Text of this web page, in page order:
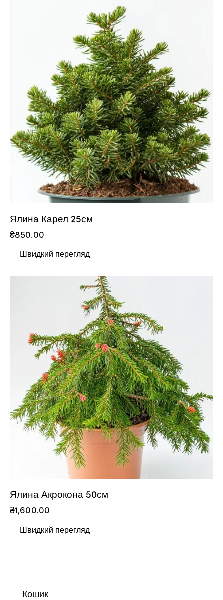
Ялина Карел 25см
₴850.00
Швидкий перегляд
Ялина Акрокона 50см
₴1,600.00
Швидкий перегляд
Кошик